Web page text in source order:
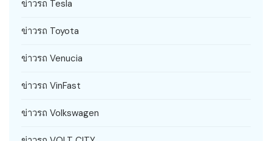
ข่าวรถ Tesla
ข่าวรถ Toyota
ข่าวรถ Venucia
ข่าวรถ VinFast
ข่าวรถ Volkswagen